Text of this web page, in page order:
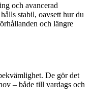
och avancerad
stabil, oavsett hur du
och längre
De gör det
– både till vardags och